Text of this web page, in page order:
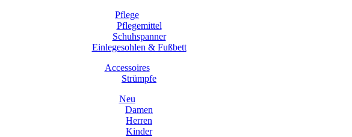
Pflege
Pflegemittel
Schuhspanner
Einlegesohlen & Fußbett
Accessoires
Strümpfe
Neu
Damen
Herren
Kinder